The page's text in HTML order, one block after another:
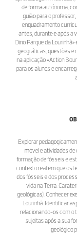
de forma autónoma,
guião para o
enquadramento
antes, durante e após a
Dino Parque da
geográficas, questões e
na aplicação «Action
para os alunos e
Explorar
móvel e atividades
formação de fósseis e
contexto real em que os
dos fósseis e dos
vida na Terra.
geológicas). Conhecer
Lourinhã. Identificar
relacionando-os com o
sujeitas após a sua
geológico